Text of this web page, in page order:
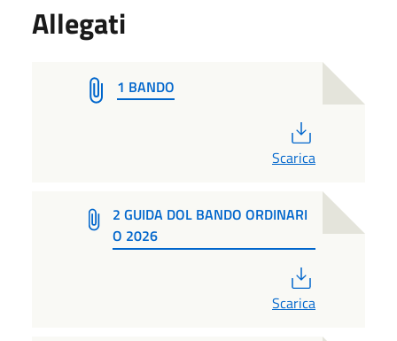
Allegati
1 BANDO
Scarica
2 GUIDA DOL BANDO ORDINARI
O 2026
Scarica